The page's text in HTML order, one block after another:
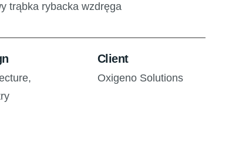
trąbka rybacka wzdręga
Client
Oxigeno Solutions